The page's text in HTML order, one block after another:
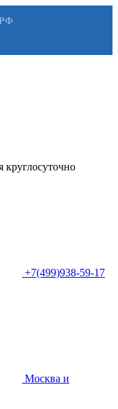
РФ
круглосуточно
+7(499)938-59-17
Москва и